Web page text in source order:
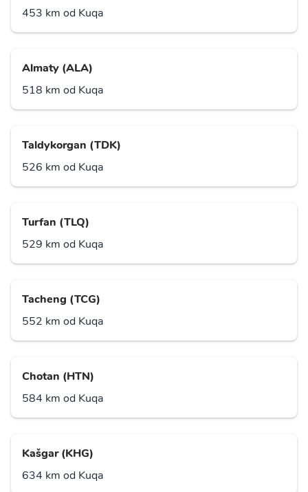
453 km od Kuqa
Almaty (ALA)
518 km od Kuqa
Taldykorgan (TDK)
526 km od Kuqa
Turfan (TLQ)
529 km od Kuqa
Tacheng (TCG)
552 km od Kuqa
Chotan (HTN)
584 km od Kuqa
Kašgar (KHG)
634 km od Kuqa